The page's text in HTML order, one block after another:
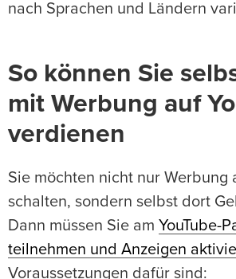
nach Sprachen und Ländern
So können Sie
mit Werbung auf
verdienen
Sie möchten nicht nur Werbung
schalten, sondern selbst dort
Dann müssen Sie am YouTube-
teilnehmen und Anzeigen
Voraussetzungen dafür sind: